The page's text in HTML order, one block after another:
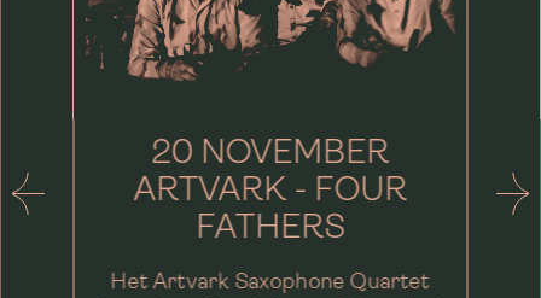
20 NOVEMBER
ARTVARK - FOUR
FATHERS
Het Artvark Saxophone Quartet